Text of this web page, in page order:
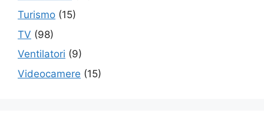
Turismo (15)
TV (98)
Ventilatori (9)
Videocamere (15)